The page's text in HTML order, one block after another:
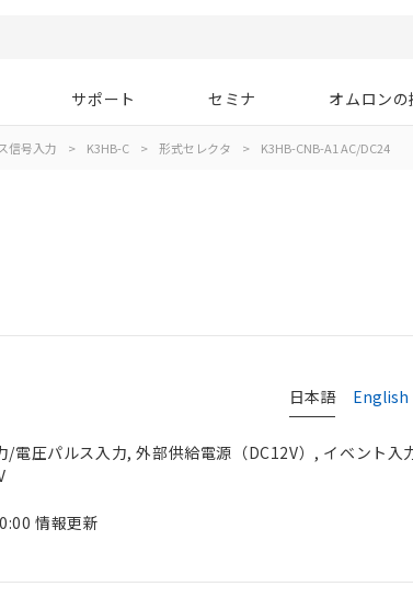
サポート セミナ オムロン
信号入力 > K3HB-C > 形式セレクタ > K3HB-CNB-A1 AC/DC24
日本語 English
電圧パルス入力, 外部供給電源（DC12V）, イベント入
情報更新